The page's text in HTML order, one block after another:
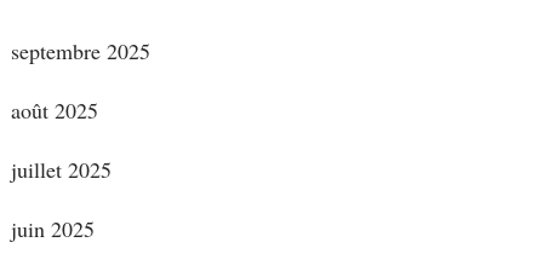
septembre 2025
août 2025
juillet 2025
juin 2025